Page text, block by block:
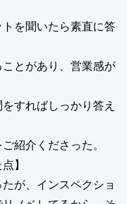
トを聞いたら素直に答
とがあり、営業感が
すればしっかり答え
紹介くださった。
】
が、インスペクショ